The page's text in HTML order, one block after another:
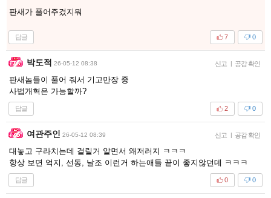
판새가 풀어주겄지뭐
답글 0
7
박도적 26-05-12 08:38 신고 | 공감 확인
판새놈들이 풀어 줘서 기고만장 중
사법개혁은 가능할까?
답글 0
2
여관주인 26-05-12 08:39 신고 | 공감 확인
대놓고 구라치는데 걸릴거 알면서 왜저러지 ㅋㅋㅋ
항상 보면 억지, 선동, 날조 이런거 하는애들 끝이 좋지않던데 ㅋㅋㅋ
답글 0
0